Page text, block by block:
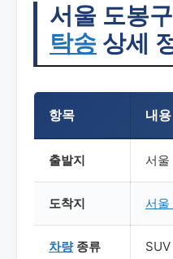
서울 도봉
탁송 상세
항목 내용
출발지 서울
도착지 서울
차량종류 SUV